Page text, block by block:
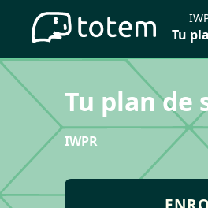
Tu
Tu plan de
IWPR